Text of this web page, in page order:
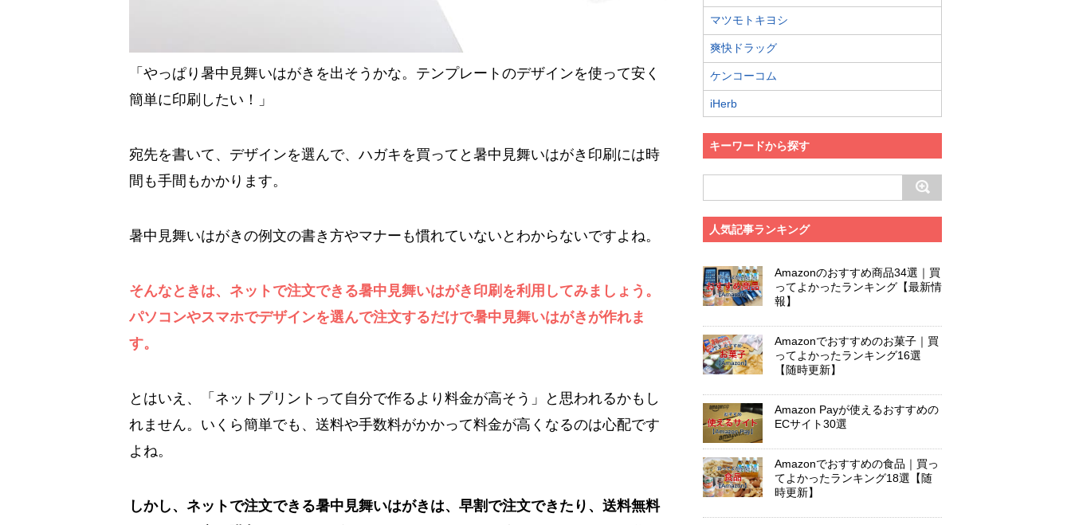
「やっぱり暑中見舞いはがきを出そうかな。テンプレートのデザインを使って安く
簡単に印刷したい！」
宛先を書いて、デザインを選んで、ハガキを買ってと暑中見舞いはがき印刷には時
間も手間もかかります。
暑中見舞いはがきの例文の書き方やマナーも慣れていないとわからないですよね。
そんなときは、ネットで注文できる暑中見舞いはがき印刷を利用してみましょう。
パソコンやスマホでデザインを選んで注文するだけで暑中見舞いはがきが作れま
す。
とはいえ、「ネットプリントって自分で作るより料金が高そう」と思われるかもし
れません。いくら簡単でも、送料や手数料がかかって料金が高くなるのは心配です
よね。
しかし、ネットで注文できる暑中見舞いはがきは、早割で注文できたり、送料無料
マツモトキヨシ
爽快ドラッグ
ケンコーコム
iHerb
キーワードから探す
人気記事ランキング
Amazonのおすすめ商品34選｜買
ってよかったランキング【最新情
報】
Amazonでおすすめのお菓子｜買
ってよかったランキング16選
【随時更新】
Amazon Payが使えるおすすめの
ECサイト30選
Amazonでおすすめの食品｜買っ
てよかったランキング18選【随
時更新】